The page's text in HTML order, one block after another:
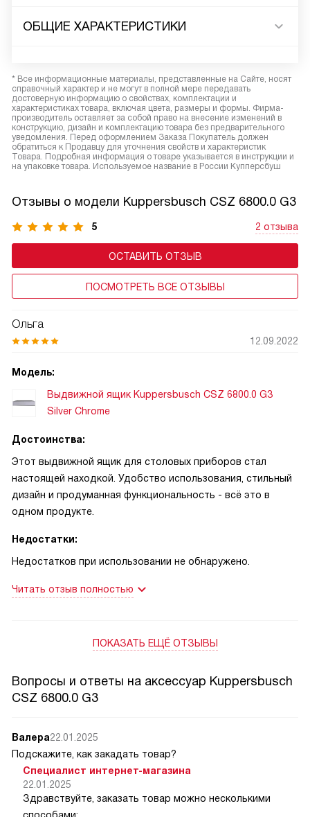
ОБЩИЕ ХАРАКТЕРИСТИКИ
* Все информационные материалы, представленные на Сайте, носят
справочный характер и не могут в полной мере передавать
достоверную информацию о свойствах, комплектации и
характеристиках товара, включая цвета, размеры и формы. Фирма-
производитель оставляет за собой право на внесение изменений в
конструкцию, дизайн и комплектацию товара без предварительного
уведомления. Перед оформлением Заказа Покупатель должен
обратиться к Продавцу для уточнения свойств и характеристик
Товара. Подробная информация о товаре указывается в инструкции и
на упаковке товара. Используемое название в России Купперсбуш
Отзывы о модели Kuppersbusch CSZ 6800.0 G3
5 2 отзыва
ОСТАВИТЬ ОТЗЫВ
ПОСМОТРЕТЬ ВСЕ ОТЗЫВЫ
Ольга
12.09.2022
Модель:
Выдвижной ящик Kuppersbusch CSZ 6800.0 G3
Silver Chrome
Достоинства:
Этот выдвижной ящик для столовых приборов стал
настоящей находкой. Удобство использования, стильный
дизайн и продуманная функциональность - всё это в
одном продукте.
Недостатки:
Недостатков при использовании не обнаружено.
Читать отзыв полностью
ПОКАЗАТЬ ЕЩЁ ОТЗЫВЫ
Вопросы и ответы на аксессуар Kuppersbusch
CSZ 6800.0 G3
Валера22.01.2025
Подскажите, как закадать товар?
Специалист интернет-магазина
22.01.2025
Здравствуйте, заказать товар можно несколькими